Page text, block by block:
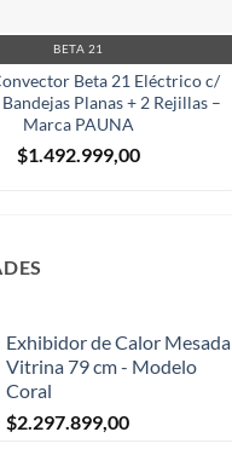
BETA 21
Beta 21 Eléctrico c/
Bandejas Planas + 2 Rejillas –
Marca PAUNA
$1.492.999,00
Exhibidor de Calor Mesada
Vitrina 79 cm - Modelo
Coral
$2.297.899,00